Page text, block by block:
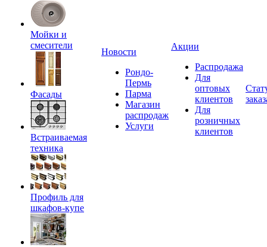
Мойки и
смесители
Фасады
Встраиваемая
техника
Профиль для
шкафов-купе
Новости
Рондо-
Пермь
Парма
Магазин
распродаж
Услуги
Акции
Распродажа
Для
оптовых
клиентов
Для
розничных
клиентов